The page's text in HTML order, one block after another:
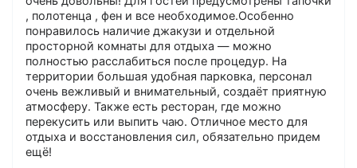
, полотенца , фен и все необходимое.Особенно
понравилось наличие джакузи и отдельной
просторной комнаты для отдыха — можно
полностью расслабиться после процедур. На
территории большая удобная парковка, персонал
очень вежливый и внимательный, создаёт приятную
атмосферу. Также есть ресторан, где можно
перекусить или выпить чаю. Отличное место для
отдыха и восстановления сил, обязательно придем
ещё!